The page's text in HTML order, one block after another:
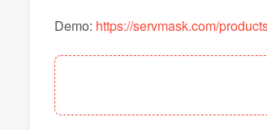
Demo: https://servmask.com/